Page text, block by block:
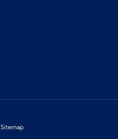
Sitemap